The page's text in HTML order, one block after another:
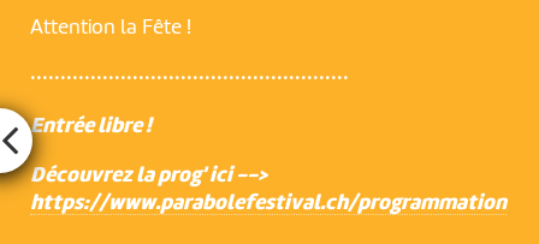
Attention la Fête !
·····················································
Entrée libre !
Découvrez la prog' ici -->
https://www.parabolefestival.ch/programmation